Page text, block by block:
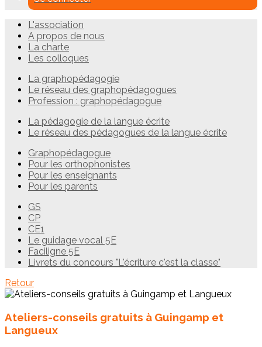
L'association
A propos de nous
La charte
Les colloques
La graphopédagogie
Le réseau des graphopédagogues
Profession : graphopédagogue
La pédagogie de la langue écrite
Le réseau des pédagogues de la langue écrite
Graphopédagogue
Pour les orthophonistes
Pour les enseignants
Pour les parents
GS
CP
CE1
Le guidage vocal 5E
Faciligne 5E
Livrets du concours "L'écriture c'est la classe"
Retour
Ateliers-conseils gratuits à Guingamp et
Langueux